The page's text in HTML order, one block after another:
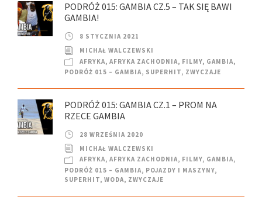
PODRÓŻ 015: GAMBIA CZ.5 – TAK SIĘ BAWI
GAMBIA!
8 STYCZNIA 2021
MICHAŁ WALCZEWSKI
AFRYKA, AFRYKA ZACHODNIA, FILMY, GAMBIA,
PODRÓŻ 015 – GAMBIA, SUPERHIT, ZWYCZAJE
PODRÓŻ 015: GAMBIA CZ.1 – PROM NA
RZECE GAMBIA
28 WRZEŚNIA 2020
MICHAŁ WALCZEWSKI
AFRYKA, AFRYKA ZACHODNIA, FILMY, GAMBIA,
PODRÓŻ 015 – GAMBIA, POJAZDY I MASZYNY,
SUPERHIT, WODA, ZWYCZAJE